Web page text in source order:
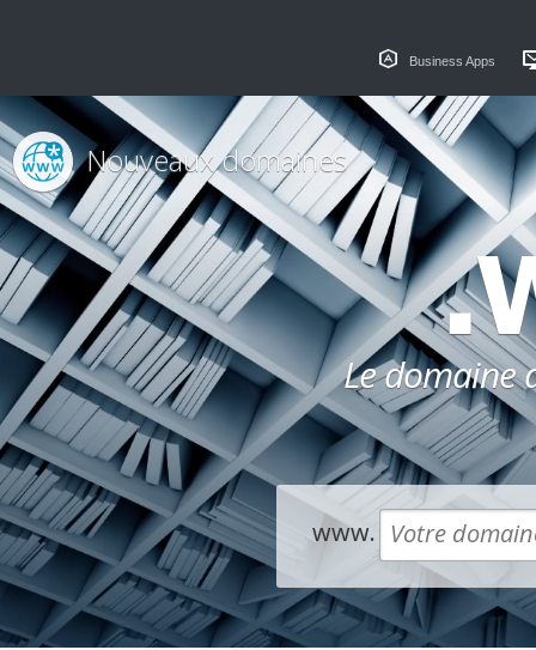
Business Apps
Le domaine
Nouveaux domaines
www.